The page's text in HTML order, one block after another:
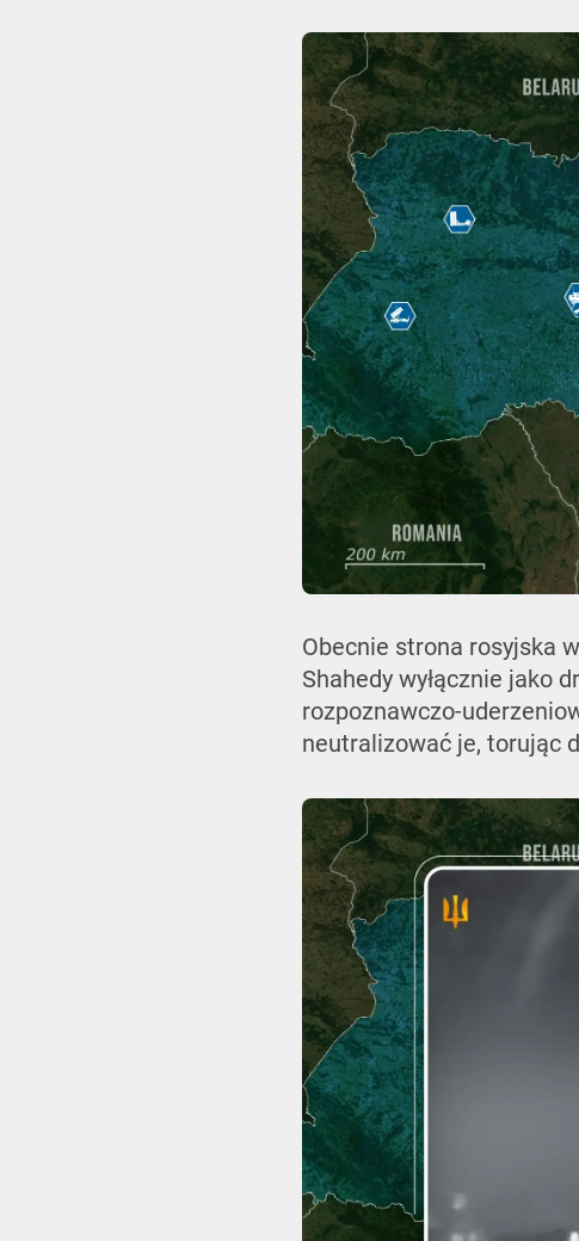
Obecnie strona rosyjska
Shahedy wyłącznie jako
rozpoznawczo-
neutralizować je, torując